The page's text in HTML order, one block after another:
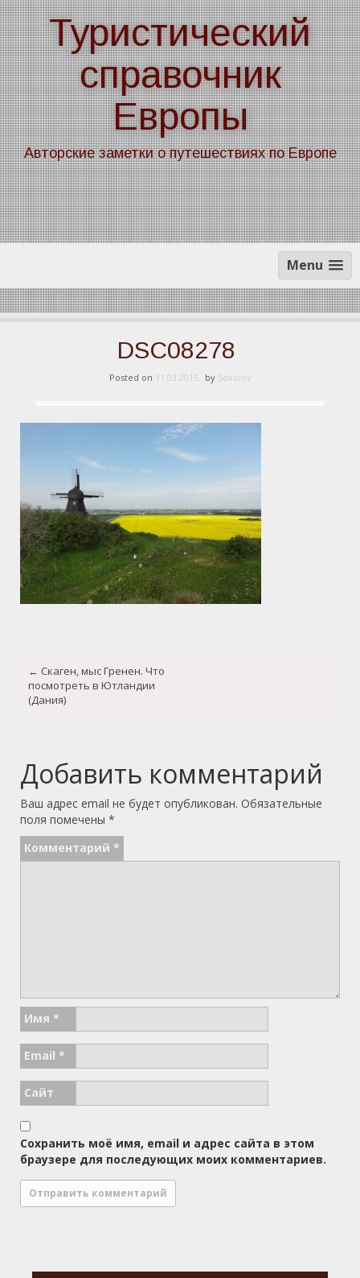
Skip
to
content
Туристический
справочник
Европы
Авторские заметки о путешествиях по Европе
Menu
DSC08278
Posted on 11.03.2015 by Sokolov
navigation
← Скаген, мыс Гренен. Что
посмотреть в Ютландии
(Дания)
Добавить комментарий
Ваш адрес email не будет опубликован. Обязательные
поля помечены *
Комментарий *
Имя *
Email *
Сайт
Сохранить моё имя, email и адрес сайта в этом
браузере для последующих моих комментариев.